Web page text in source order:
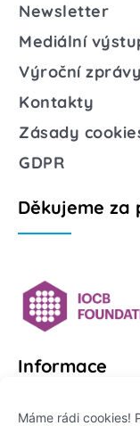
Máme rádi cookies!
Newsletter
Mediální
Výroční zprávy
Kontakty
Zásady
GDPR
Děkujeme za
Informace
Platformu